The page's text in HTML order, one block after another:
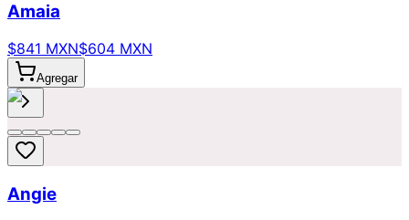
Amaia
$841 MXN$604 MXN
Agregar
Angie